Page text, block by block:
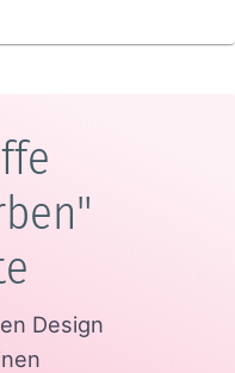
Design